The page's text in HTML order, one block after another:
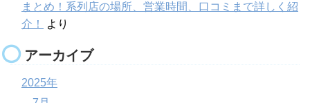
まとめ！系列店の場所、営業時間、口コミまで詳しく紹
介！
より
アーカイブ
2025年